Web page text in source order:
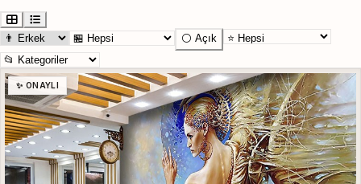
⚪ Açık
✨ ONAYLI